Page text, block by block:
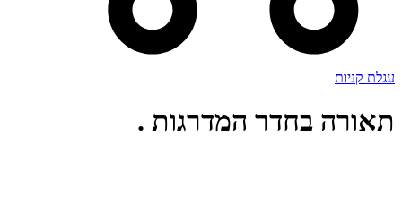
עגלת קניות
תאורה בחדר המדרגות .